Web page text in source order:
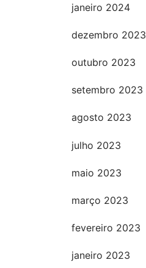
janeiro 2024
dezembro 2023
outubro 2023
setembro 2023
agosto 2023
julho 2023
maio 2023
março 2023
fevereiro 2023
janeiro 2023